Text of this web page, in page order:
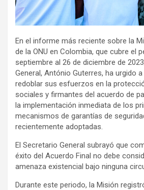
En el informe más reciente sobre la
de la ONU en Colombia, que cubre el
septiembre al 26 de diciembre de
General, António Guterres, ha urgido
redoblar sus esfuerzos en la
sociales y firmantes del acuerdo de
la implementación inmediata de los
mecanismos de garantías de
recientemente adoptadas.
El Secretario General subrayó que
éxito del Acuerdo Final no debe
amenaza existencial bajo ninguna
Durante este periodo, la Misión